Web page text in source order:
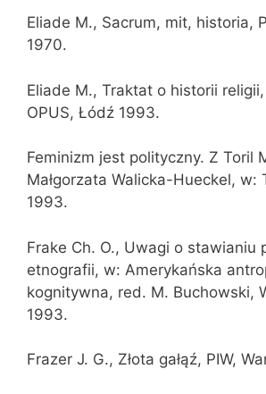
Eliade M., Sacrum, mit, historia,
1970.
Eliade M., Traktat o historii
OPUS, Łódź 1993.
Feminizm jest polityczny. Z Toril
Małgorzata Walicka-Hueckel, w:
1993.
Frake Ch. O., Uwagi o stawianiu
etnografii, w: Amerykańska
kognitywna, red. M. Buchowski,
1993.
Frazer J. G., Złota gałąź, PIW,